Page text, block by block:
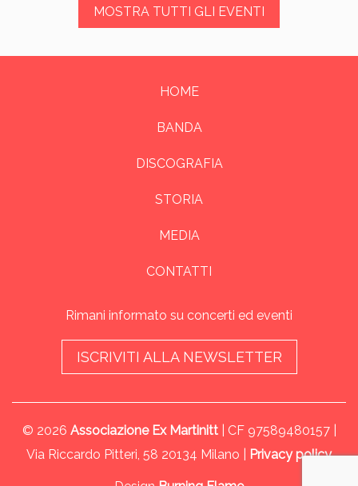
MOSTRA TUTTI GLI EVENTI
HOME
BANDA
DISCOGRAFIA
STORIA
MEDIA
CONTATTI
Rimani informato su concerti ed eventi
ISCRIVITI ALLA NEWSLETTER
© 2026 Associazione Ex Martinitt| CF 97589480157 |
Via Riccardo Pitteri, 58 20134 Milano |
Privacy policy